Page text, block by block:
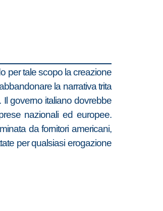
per tale scopo la creazione
la narrativa trita
Il governo italiano dovrebbe
nazionali ed europee.
da fornitori americani,
per qualsiasi erogazione